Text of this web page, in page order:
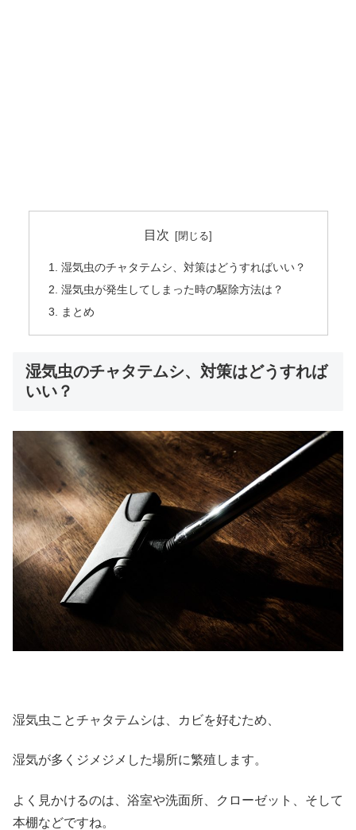
目次
湿気虫のチャタテムシ、対策はどうすればいい？
湿気虫が発生してしまった時の駆除方法は？
まとめ
湿気虫のチャタテムシ、対策はどうすれば
いい？
湿気虫ことチャタテムシは、カビを好むため、
湿気が多くジメジメした場所に繁殖します。
よく見かけるのは、浴室や洗面所、クローゼット、そして
本棚などですね。